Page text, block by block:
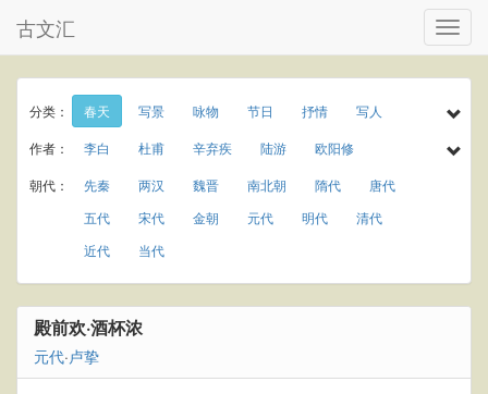
古文汇
分类： 春天 写景 咏物 节日 抒情
写人
诗经
民谣 乐府 楚辞
小学古诗
初中古诗
高中古诗 小学文言文
初中文言文
高中文言文
唐诗三百首
古诗三百首
宋词三百首
清明节
端午节 七夕节 中秋节
重阳节
田园
写雨
作者： 李白 杜甫 辛弃疾 陆游
欧阳修
孟浩然
于谦 李商隐 王守仁
罗隐
温庭筠
岑参 曾巩 秦观 龚自珍
元稹
庾信
贾岛
白居易
苏轼 李清照 韩愈
刘禹锡
王安石
梅尧臣
苏辙 皮日休 叶茵
朝代： 先秦 两汉 魏晋 南北朝 隋代
唐代
五代
宋代 金朝 元代 明代
清代
近代
当代
殿前欢·酒杯浓
元代·卢挚